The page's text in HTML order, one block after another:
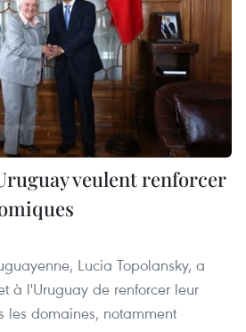
veulent renforcer
Lucia Topolansky, a
à l'Uruguay de renforcer leur
les domaines, notamment